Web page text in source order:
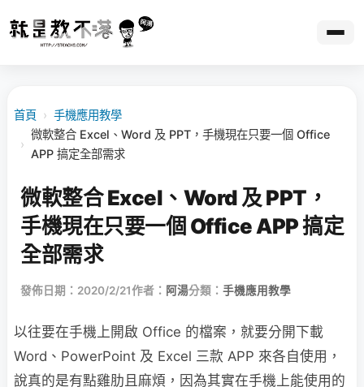
首頁 › 手機應用教學
›
微軟整合 Excel、Word 及 PPT，手機現在只要一個 Office
APP 搞定全部需求
微軟整合 Excel、Word 及 PPT，
手機現在只要一個 Office APP 搞定
全部需求
發佈日期：2020/2/21作者： 阿湯分類： 手機應用教學
以往要在手機上開啟 Office 的檔案，就要分開下載
Word、PowerPoint 及 Excel 三款 APP 來各自使用，
說真的是有點雞肋且麻煩，因為其實在手機上能使用的